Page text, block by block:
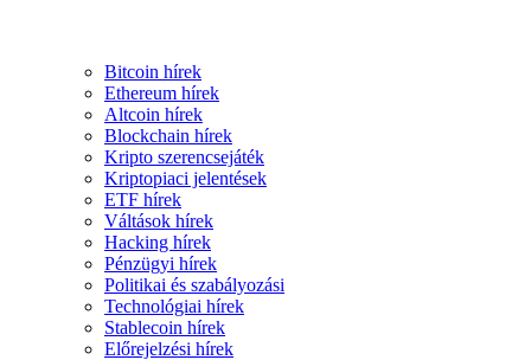
Bitcoin hírek
Ethereum hírek
Altcoin hírek
Blockchain hírek
Kripto szerencsejáték
Kriptopiaci jelentések
ETF hírek
Váltások hírek
Hacking hírek
Pénzügyi hírek
Politikai és szabályozási
Technológiai hírek
Stablecoin hírek
Előrejelzési hírek